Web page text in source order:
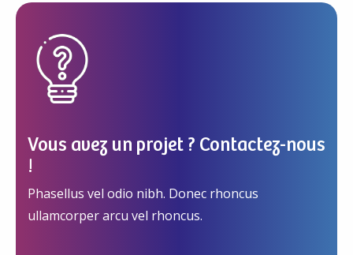
Vous avez un projet ? Contactez-nous
!
Phasellus vel odio nibh. Donec rhoncus
ullamcorper arcu vel rhoncus.